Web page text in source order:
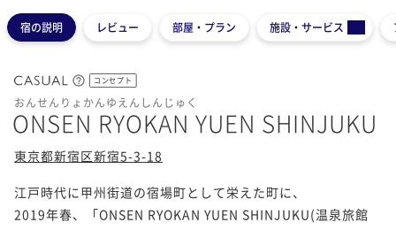
宿の説明 レビュー 部屋・プラン 施設・サービス
コンセプト
おんせんりょかんゆえんしんじゅく
ONSEN RYOKAN YUEN SHINJUKU
東京都新宿区新宿5-3-18
江戸時代に甲州街道の宿場町として栄えた町に、
2019年春、「ONSEN RYOKAN YUEN SHINJUKU(温泉旅館